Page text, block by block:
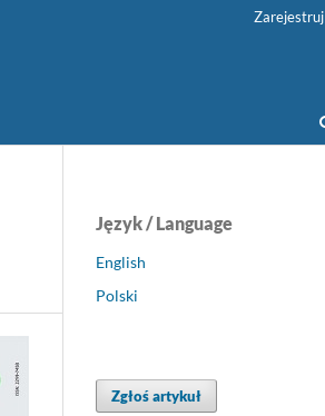
Zarejestruj
Język / Language
English
Polski
Zgłoś artykuł